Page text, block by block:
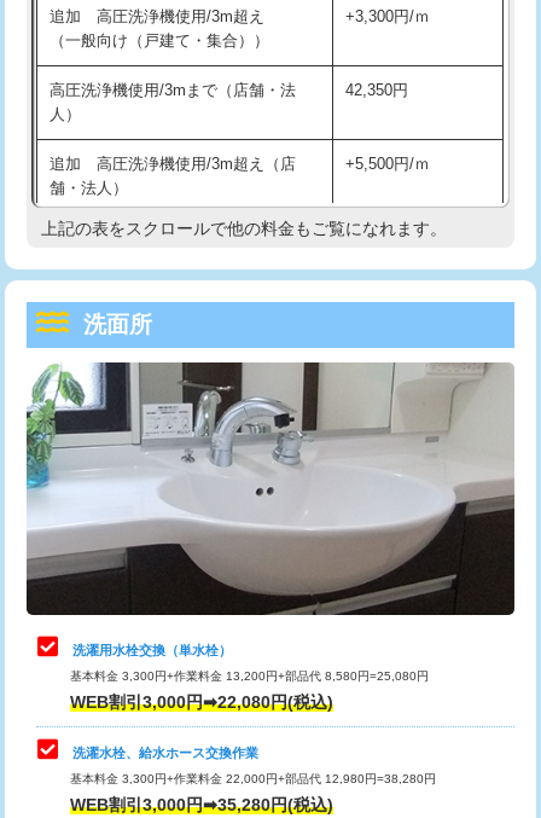
マス交換（深さ50㎝以上） 66,000円
コンクリート斫り（厚さ10㎝まで） 27,500円
コンクリート斫り（厚さ10㎝超え）
モルタル補修（厚さ10㎝まで）
モルタル補修（厚さ10㎝超え） 38,500円
洗面台設置 38,500円
追加人工
廃棄・処分 現場見積
※給水管工事は20mmまでの価格です。
持込商品取付（混合水栓） 16,500円
給水管工事※（ホール加工)
給水管工事※（バンド止め) 3,300円
給水管工事※（支持金具設置) 5,500円
給水管工事※（保温材使用（バンド止
め込み）)
5,500円
給水管工事※（土の掘削・埋め戻し作
業)
11,000円
給水管工事※（塩ビ管（VP・HI）使
用/3ｍまで)
33,000円
給水管工事※（塩ビ管（VP・HI）使
用（追加）/3ｍ超え)
給水管工事※（ライニング鋼管・銅
管・ポリ管・HT管使用/3ｍまで)
44,000円
給水管工事※（ライニング鋼管・銅
管・ポリ管・HT管使用/3ｍ超え)
排水管工事（土の掘削・埋め戻し作
業）
排水管工事（排水管工事/3ｍまで） 55,000円
追加 高圧洗浄機使用/3m超え
（一般向け（戸建て・集合））
+3,300円/ｍ
高圧洗浄機使用/3mまで（店舗・法
人）
42,350円
追加 高圧洗浄機使用/3m超え（店
舗・法人）
+5,500円/ｍ
高度高圧洗浄換 現地調査
トーラー機使用/3mまで
追加トーラー機使用/3m超え +3,300円
カメラ調査 33,000円
桝清掃
止水・漏水調査・防水処理・清掃・修
理・調整・分解・加工など（軽作業）
11,000円
止水・漏水調査・防水処理・清掃・修
理・調整・分解・加工など（中作業）
22,000円
止水・漏水調査・防水処理・清掃・修
理・調整・分解・加工など（重作業）
33,000円
キッチンタンク脱着
その他部品の脱着
上記の表をスクロールで他の料金もご覧になれます。
洗面所
洗濯用水栓交換（単水栓）
基本料金 3,300円+作業料金 13,200円+部品代 8,580円=25,080円
WEB割引3,000円➡22,080円(税込)
洗濯水栓、給水ホース交換作業
基本料金 3,300円+作業料金 22,000円+部品代 12,980円=38,280円
WEB割引3,000円➡35,280円(税込)